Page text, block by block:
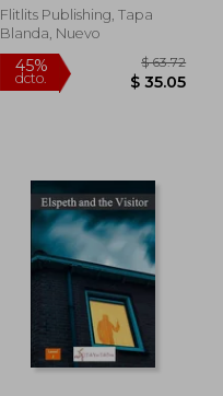
45%
dcto. $
Laugh and Learn (en
Inglés)
Flitlits Publishing, Tapa
Blanda, Nuevo